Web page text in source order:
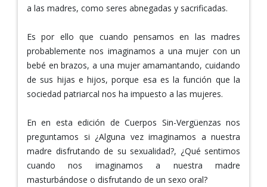
a las madres, como seres abnegadas y sacrificadas.
Es por ello que cuando pensamos en las madres
probablemente nos imaginamos a una mujer con un
bebé en brazos, a una mujer amamantando, cuidando
de sus hijas e hijos, porque esa es la función que la
sociedad patriarcal nos ha impuesto a las mujeres.
En en esta edición de Cuerpos Sin-Vergüenzas nos
preguntamos si ¿Alguna vez imaginamos a nuestra
madre disfrutando de su sexualidad?, ¿Qué sentimos
cuando nos imaginamos a nuestra madre
masturbándose o disfrutando de un sexo oral?